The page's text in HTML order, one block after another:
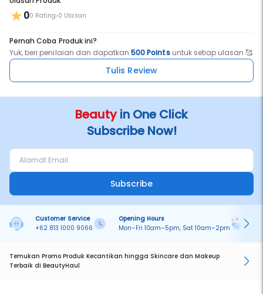
00 Rating 0 Ulasan
Pernah Coba Produk ini?
Yuk, beri penilaian dan dapatkan500 Pointsuntuk setiap ulasan 🥰
Tulis Review
Beautyin One Click
Subscribe Now!
Subscribe
Customer Service
+62 813 1000 9066
Opening Hours
Mon–Fri 10am–5pm, Sat 10am–2pm
Temukan Promo Produk Kecantikan hingga Skincare dan Makeup
Terbaik di BeautyHaul